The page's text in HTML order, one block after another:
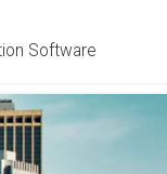
Software